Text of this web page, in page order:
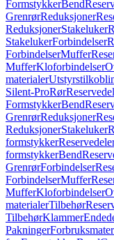
FormstykkerBend
GrenrørReduksjoner
ReduksjonerStakeluker
StakelukerForbindelser
ForbindelserMuffer
MufferKloforbindelser
materialer
Silent-ProRør
FormstykkerBend
GrenrørReduksjoner
ReduksjonerStakeluker
formstykker
formstykkerBend
GrenrørForbindelser
ForbindelserMuffer
MufferKloforbindelser
materialerTilbehør
TilbehørKlammer
Pakninger